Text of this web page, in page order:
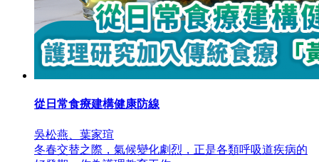
從日常食療建構健康防線
吳松燕、葉家瑄
冬春交替之際，氣候變化劇烈，正是各類呼吸道疾病的